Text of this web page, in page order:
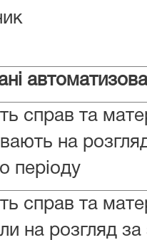
справ та
на
періоду
справ та
на розгляд за